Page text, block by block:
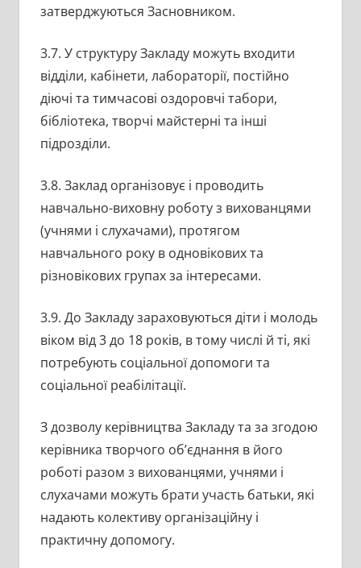
затверджуються Засновником.
3.7. У структуру Закладу можуть входити
відділи, кабінети, лабораторії, постійно
діючі та тимчасові оздоровчі табори,
бібліотека, творчі майстерні та інші
підрозділи.
3.8. Заклад організовує і проводить
навчально-виховну роботу з вихованцями
(учнями і слухачами), протягом
навчального року в одновікових та
різновікових групах за інтересами.
3.9. До Закладу зараховуються діти і молодь
віком від 3 до 18 років, в тому числі й ті, які
потребують соціальної допомоги та
соціальної реабілітації.
З дозволу керівництва Закладу та за згодою
керівника творчого об’єднання в його
роботі разом з вихованцями, учнями і
слухачами можуть брати участь батьки, які
надають колективу організаційну і
практичну допомогу.